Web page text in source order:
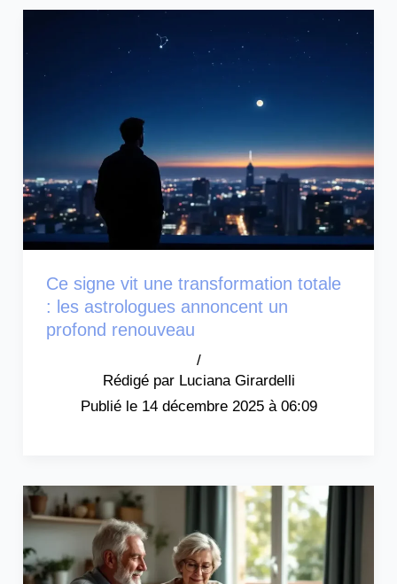
Ce signe vit une transformation totale
: les astrologues annoncent un
profond renouveau
Luciana Girardelli
/
14 décembre 2025 à 06:09